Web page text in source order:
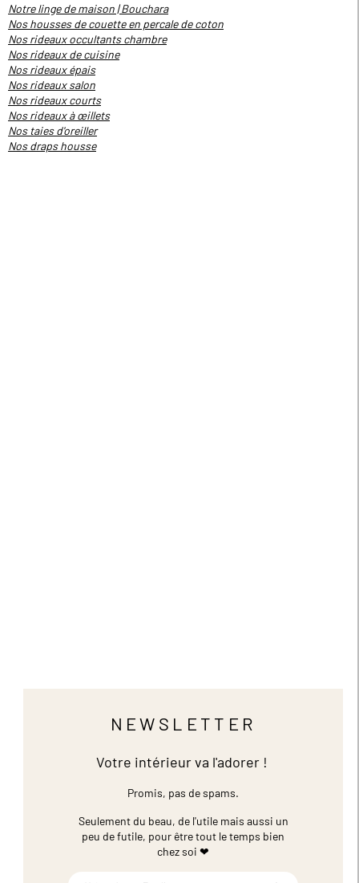
Notre linge de maison | Bouchara
Nos housses de couette en percale de coton
Nos rideaux occultants chambre
Nos rideaux de cuisine
Nos rideaux épais
Nos rideaux salon
Nos rideaux courts
Nos rideaux à œillets
Nos taies d'oreiller
Nos draps housse
NEWSLETTER
Votre intérieur va l'adorer !
Promis, pas de spams.
Seulement du beau, de l'utile mais aussi un
peu de futile, pour être tout le temps bien
chez soi ❤